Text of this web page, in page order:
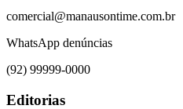
comercial@manausontime.com.br
WhatsApp denúncias
(92) 99999-0000
Editorias